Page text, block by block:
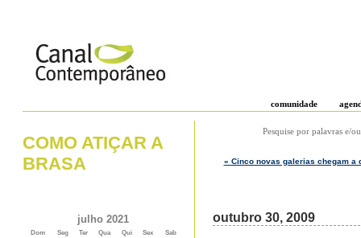
comunidade
COMO ATIÇAR A
BRASA
julho 2021
Dom Seg Ter Qua Qui Sex
Sab
Pesquise por palavras e/
« Cinco novas galerias chegam a
outubro 30, 2009